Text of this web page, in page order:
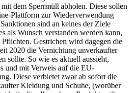
dem Sperrmüll abholen. Diese sollen
Plattform zur Wiederverwendung
sind an keines der Ziele
als Wunsch verstanden werden kann,
Gestrichen wird dagegen die
2020 die Vernichtung unverkaufter
sollte. So wie es aktuell aussieht,
und mit Verweis auf die EU-
Diese verbietet zwar ab sofort die
Kleidung und Schuhe, (worüber